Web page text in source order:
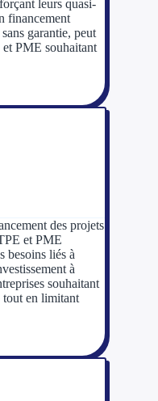
leurs quasi-
financement
garantie, peut
et PME souhaitant
des projets
et PME
besoins liés à
à
souhaitant
tout en limitant